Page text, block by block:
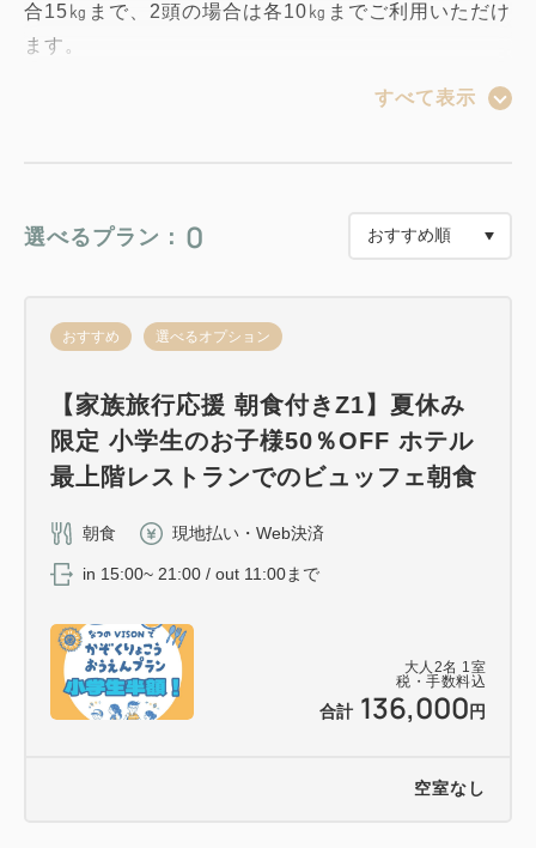
合15㎏まで、2頭の場合は各10㎏までご利用いただけ
ます。
【ワンちゃん同伴のお客さまへのお願い】（必須）
・狂犬病予防注射の接種証明書のコピー
ン）の接種証明書のコピー
※接種証明書は接種後2週間以上1年未満であるこ
とが必要です。
おります。
ル・FAX・郵送にてお願いいたします。
・メール：info-vison@visonhm.com
・F A X：0598-39-3311
すべて表示
選べるプラン： 0
大人 2名 1室
税・手数料込
合計 136,000 円
おすすめ 選べるオプション
【家族旅行応援 朝食付きZ1】夏休み
限定 小学生のお子様50％OFF ホテル
最上階レストランでのビュッフェ朝食
朝食 現地払い・Web決済
in 15:00~ 21:00 / out 11:00まで
空室なし